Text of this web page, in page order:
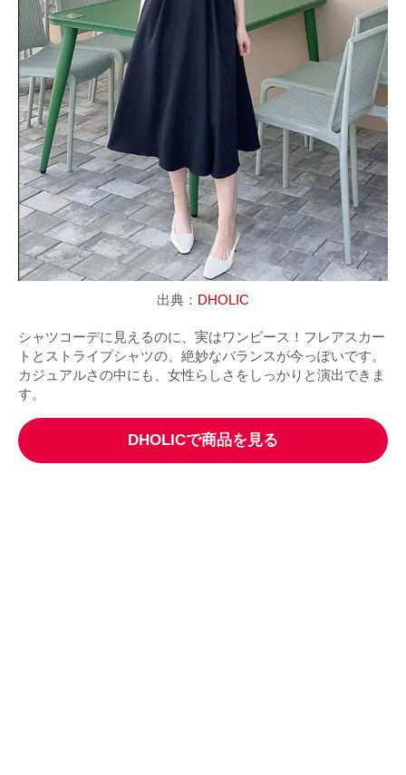
出典： DHOLIC
シャツコーデに見えるのに、実はワンピース！フレアスカー
トとストライプシャツの、絶妙なバランスが今っぽいです。
カジュアルさの中にも、女性らしさをしっかりと演出できま
す。
DHOLICで商品を見る